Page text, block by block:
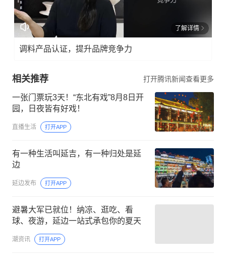
了解详情
调料产品认证，提升品牌竞争力
相关推荐 打开腾讯新闻查看更多
一张门票玩3天！“东北有戏”8月8日开
园，日夜皆有好戏！
直播生活 打开APP
有一种生活叫延吉，有一种归处是延
边
延边发布 打开APP
避暑大军已就位！纳凉、逛吃、看
球、夜游，延边一站式承包你的夏天
潮资讯 打开APP